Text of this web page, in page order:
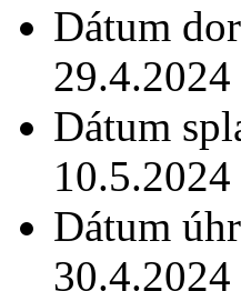
Dátum
29.4.2024
Dátum
10.5.2024
Dátum
30.4.2024